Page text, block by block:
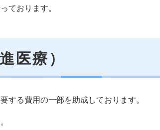
ております。
医療）
する費用の一部を助成しております。